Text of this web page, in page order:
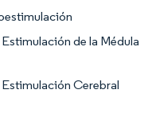
de la Médula
Cerebral